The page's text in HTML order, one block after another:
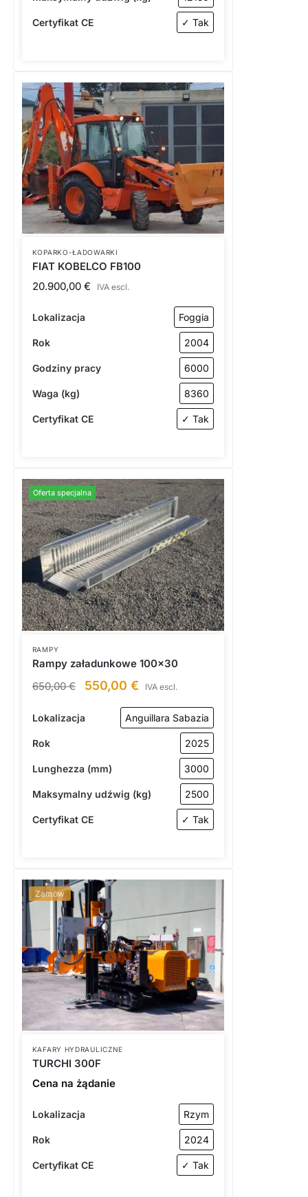
Certyfikat CE ✓ Tak
KOPARKO-ŁADOWARKI
FIAT KOBELCO FB100
20.900,00 € IVA escl.
Lokalizacja Foggia
Rok 2004
Godziny pracy 6000
Waga (kg) 8360
Certyfikat CE ✓ Tak
Oferta specjalna
RAMPY
Rampy załadunkowe 100×30
650,00€ 550,00 € IVA escl.
Lokalizacja Anguillara Sabazia
Rok 2025
Lunghezza (mm) 3000
Maksymalny udźwig (kg) 2500
Certyfikat CE ✓ Tak
Zamów
KAFARY HYDRAULICZNE
TURCHI 300F
Cena na żądanie
Lokalizacja Rzym
Rok 2024
Certyfikat CE ✓ Tak